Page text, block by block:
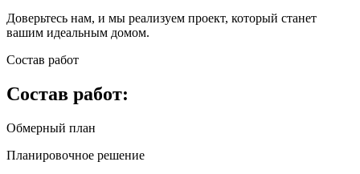
Доверьтесь нам, и мы реализуем проект, который станет
вашим идеальным домом.
Состав работ
Состав работ:
Обмерный план
Планировочное решение